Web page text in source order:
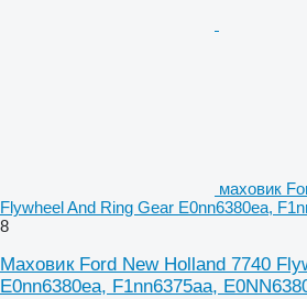
маховик
Flywheel And Ring Gear E0nn6380ea,
8
Маховик Ford New Holland 7740
E0nn6380ea, F1nn6375aa,